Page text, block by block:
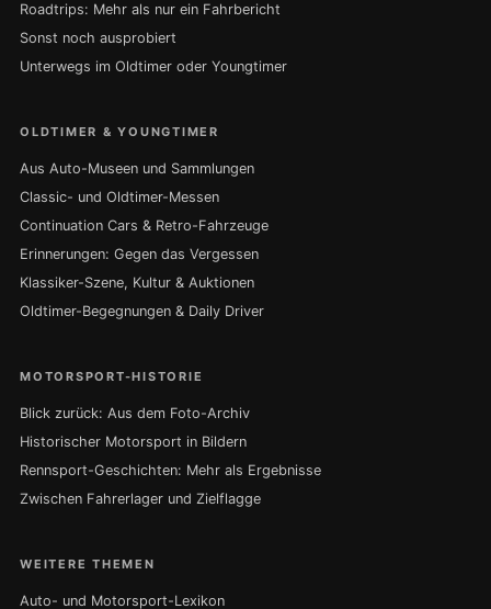
Roadtrips: Mehr als nur ein Fahrbericht
Sonst noch ausprobiert
Unterwegs im Oldtimer oder Youngtimer
OLDTIMER & YOUNGTIMER
Aus Auto-Museen und Sammlungen
Classic- und Oldtimer-Messen
Continuation Cars & Retro-Fahrzeuge
Erinnerungen: Gegen das Vergessen
Klassiker-Szene, Kultur & Auktionen
Oldtimer-Begegnungen & Daily Driver
MOTORSPORT-HISTORIE
Blick zurück: Aus dem Foto-Archiv
Historischer Motorsport in Bildern
Rennsport-Geschichten: Mehr als Ergebnisse
Zwischen Fahrerlager und Zielflagge
WEITERE THEMEN
Auto- und Motorsport-Lexikon